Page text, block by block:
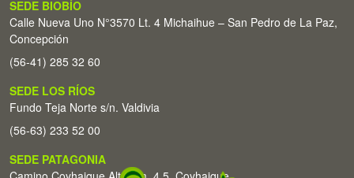
SEDE BIOBÍO
Calle Nueva Uno N°3570 Lt. 4 Michaihue – San Pedro de La Paz,
Concepción
(56-41) 285 32 60
SEDE LOS RÍOS
Fundo Teja Norte s/n. Valdivia
(56-63) 233 52 00
SEDE PATAGONIA